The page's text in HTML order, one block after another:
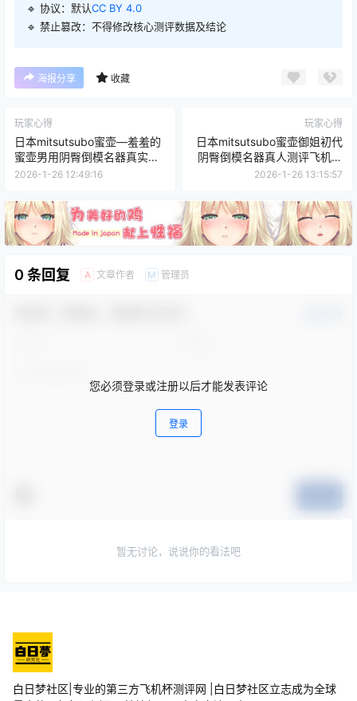
🔹 协议：默认CC BY 4.0
🔹 禁止篡改：不得修改核心测评数据及结论
海报分享 收藏
玩家心得
日本mitsutsubo蜜壶—羞羞的
蜜壶男用阴臀倒模名器真实飞
机杯测评
2026-1-26 12:49:16
玩家心得
日本mitsutsubo蜜壶御姐初代
阴臀倒模名器真人测评飞机杯
推荐
2026-1-26 13:15:57
0 条回复 A 文章作者 M 管理员
您必须登录或注册以后才能发表评论
登录
暂无讨论，说说你的看法吧
白日梦社区|专业的第三方飞机杯测评网 |白日梦社区立志成为全球